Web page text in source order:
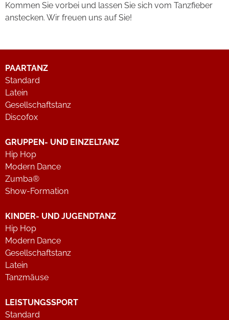
Kommen Sie vorbei und lassen Sie sich vom Tanzfieber
anstecken. Wir freuen uns auf Sie!
PAARTANZ
Standard
Latein
Gesellschaftstanz
Discofox
GRUPPEN- UND EINZELTANZ
Hip Hop
Modern Dance
Zumba®
Show-Formation
KINDER- UND JUGENDTANZ
Hip Hop
Modern Dance
Gesellschaftstanz
Latein
Tanzmäuse
LEISTUNGSSPORT
Standard